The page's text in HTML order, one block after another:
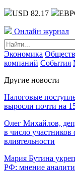
USD 82.17
Онлайн журнал
Экономика
компаний События
Другие новости
Налоговые
выросли почти на
Олег Михайлов,
в число участников
влиятельности
Мария Бутина
РФ: мнение